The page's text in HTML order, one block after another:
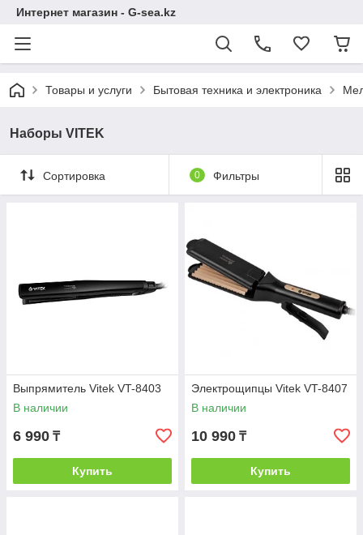
Интернет магазин - G-sea.kz
Товары и услуги Бытовая техника и электроника
Наборы VITEK
Сортировка 0 Фильтры
Выпрямитель Vitek VT-8403
В наличии
6 990 ₸
Купить
Электрощипцы Vitek VT-8407
В наличии
10 990 ₸
Купить